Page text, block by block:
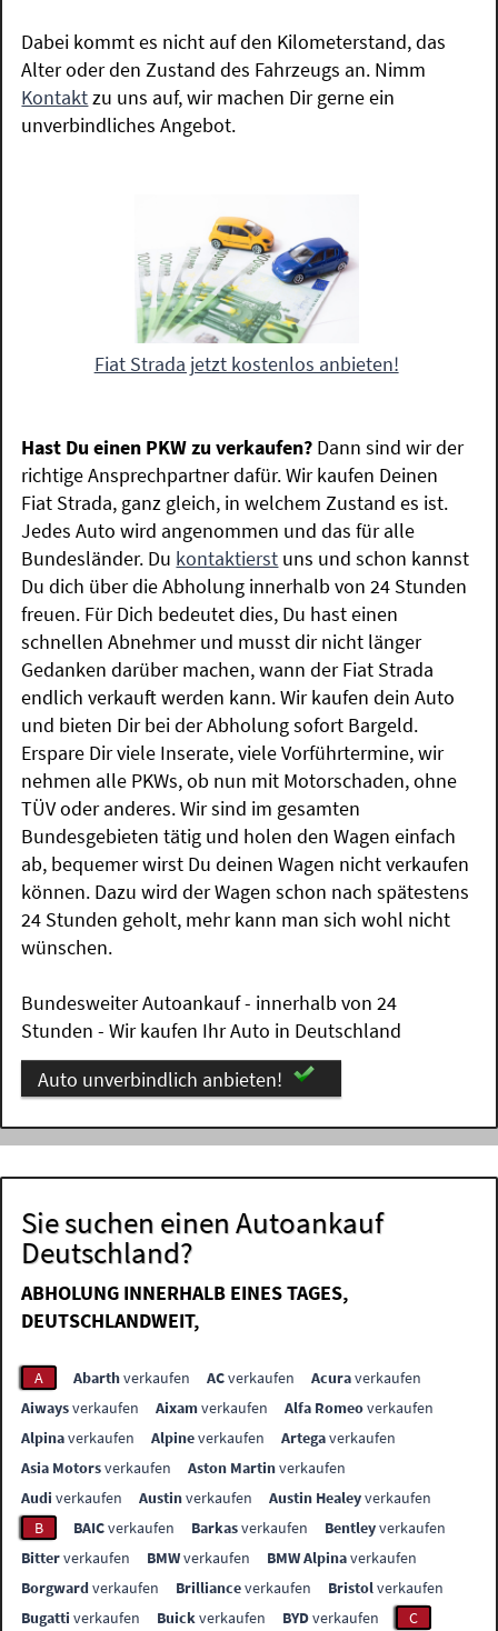
Dabei kommt es nicht auf den Kilometerstand, das
Alter oder den Zustand des Fahrzeugs an. Nimm
Kontaktzu uns auf, wir machen Dir gerne ein
unverbindliches Angebot.
Fiat Strada jetzt kostenlos anbieten!
Hast Du einen PKW zu verkaufen? Dann sind wir der
richtige Ansprechpartner dafür. Wir kaufen Deinen
Fiat Strada, ganz gleich, in welchem Zustand es ist.
Jedes Auto wird angenommen und das für alle
Bundesländer. Du kontaktierst uns und schon kannst
Du dich über die Abholung innerhalb von 24 Stunden
freuen. Für Dich bedeutet dies, Du hast einen
schnellen Abnehmer und musst dir nicht länger
Gedanken darüber machen, wann der Fiat Strada
endlich verkauft werden kann. Wir kaufen dein Auto
und bieten Dir bei der Abholung sofort Bargeld.
Erspare Dir viele Inserate, viele Vorführtermine, wir
nehmen alle PKWs, ob nun mit Motorschaden, ohne
TÜV oder anderes. Wir sind im gesamten
Bundesgebieten tätig und holen den Wagen einfach
ab, bequemer wirst Du deinen Wagen nicht verkaufen
können. Dazu wird der Wagen schon nach spätestens
24 Stunden geholt, mehr kann man sich wohl nicht
wünschen.
Bundesweiter Autoankauf - innerhalb von 24
Stunden - Wir kaufen Ihr Auto in Deutschland
Auto unverbindlich anbieten!
Sie suchen einen Autoankauf
Deutschland?
ABHOLUNG INNERHALB EINES TAGES,
DEUTSCHLANDWEIT,
A Abarthverkaufen ACverkaufen Acuraverkaufen
Aiwaysverkaufen Aixamverkaufen Alfa Romeoverkaufen
Alpinaverkaufen Alpineverkaufen Artegaverkaufen
Asia Motorsverkaufen Aston Martinverkaufen
Audi verkaufen Austinverkaufen Austin Healeyverkaufen
B
BAICverkaufen Barkasverkaufen Bentleyverkaufen
Bitterverkaufen BMWverkaufen BMW Alpinaverkaufen
Borgwardverkaufen Brillianceverkaufen Bristolverkaufen
Bugatti verkaufen Buickverkaufen BYDverkaufen C